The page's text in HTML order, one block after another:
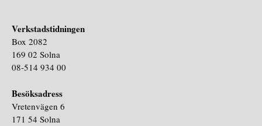
Verkstadstidningen
Box 2082
169 02 Solna
08-514 934 00
Besöksadress
Vretenvägen 6
171 54 Solna